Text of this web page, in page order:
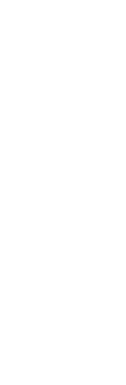
特定